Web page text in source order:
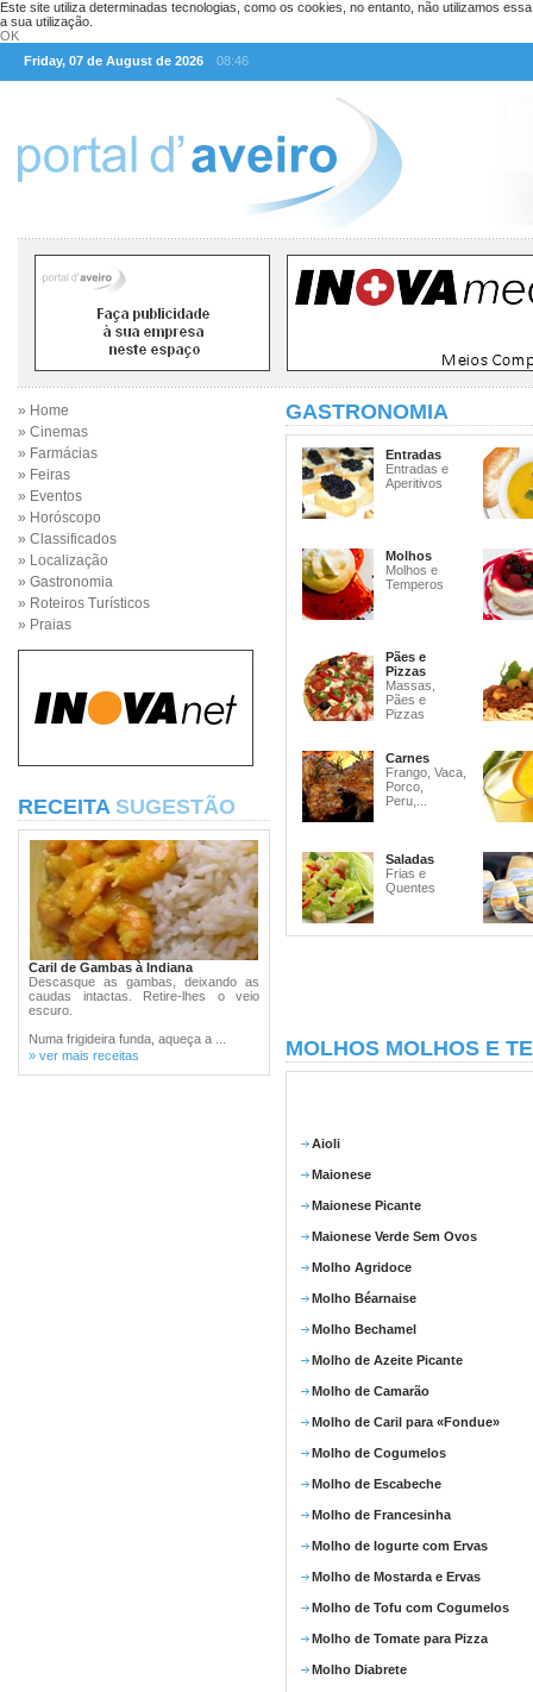
Este site utiliza determinadas tecnologias, como os cookies, no entanto, não utilizamos
a sua utilização.
OK
Friday, 07 de August de 2026
08:46
» Home
» Cinemas
» Farmácias
» Feiras
» Eventos
» Horóscopo
» Classificados
» Localização
» Gastronomia
» Roteiros Turísticos
» Praias
RECEITA SUGESTÃO
Caril de Gambas à Indiana
Descasque as gambas, deixando as
caudas intactas. Retire-lhes o veio
escuro.
Numa frigideira funda, aqueça a ...
» ver mais receitas
GASTRONOMIA
Entradas
Entradas e
Aperitivos
Molhos
Molhos e
Temperos
Pães e
Pizzas
Massas,
Pães e
Pizzas
Carnes
Frango, Vaca,
Porco,
Peru,...
Saladas
Frias e
Quentes
MOLHOS MOLHOS E
Aioli
Maionese
Maionese Picante
Maionese Verde Sem Ovos
Molho Agridoce
Molho Béarnaise
Molho Bechamel
Molho de Azeite Picante
Molho de Camarão
Molho de Caril para «Fondue»
Molho de Cogumelos
Molho de Escabeche
Molho de Francesinha
Molho de Iogurte com Ervas
Molho de Mostarda e Ervas
Molho de Tofu com Cogumelos
Molho de Tomate para Pizza
Molho Diabrete